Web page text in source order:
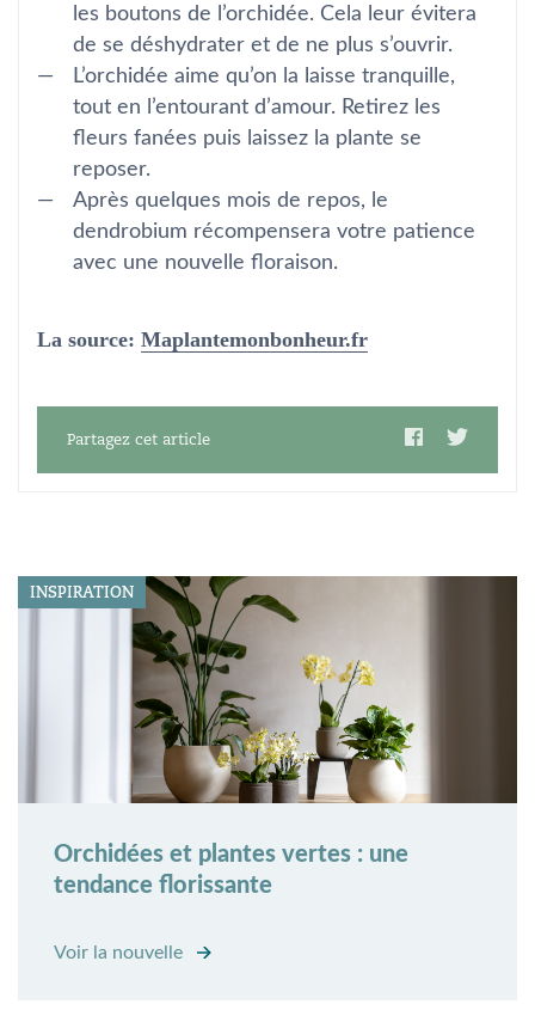
les boutons de l’orchidée. Cela leur évitera
de se déshydrater et de ne plus s’ouvrir.
L’orchidée aime qu’on la laisse tranquille,
tout en l’entourant d’amour. Retirez les
fleurs fanées puis laissez la plante se
reposer.
Après quelques mois de repos, le
dendrobium récompensera votre patience
avec une nouvelle floraison.
La source: Maplantemonbonheur.fr
Partagez cet article
INSPIRATION
Orchidées et plantes vertes : une
tendance florissante
Voir la nouvelle